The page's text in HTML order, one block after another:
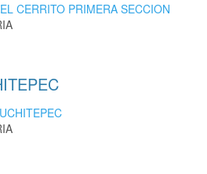
CERRITO PRIMERA SECCION